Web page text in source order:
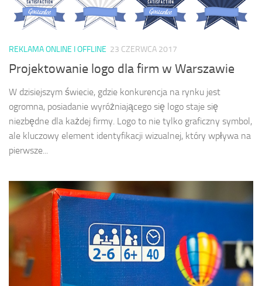
REKLAMA ONLINE I OFFLINE 23 CZERWCA 2017
Projektowanie logo dla firm w Warszawie
W dzisiejszym świecie, gdzie konkurencja na rynku jest
ogromna, posiadanie wyróżniającego się logo staje się
niezbędne dla każdej firmy. Logo to nie tylko graficzny symbol,
ale kluczowy element identyfikacji wizualnej, który wpływa na
pierwsze...